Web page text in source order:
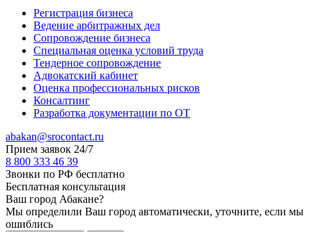
Регистрация бизнеса
Ведение арбитражных дел
Сопровождение бизнеса
Специальная оценка условий труда
Тендерное сопровождение
Адвокатский кабинет
Оценка профессиональных рисков
Консалтинг
Разработка документации по ОТ
abakan@srocontact.ru
Прием заявок 24/7
8 800 333 46 39
Звонки по РФ бесплатно
Бесплатная консультация
Ваш город Абакане?
Мы определили Ваш город автоматически, уточните, если мы
ошиблись